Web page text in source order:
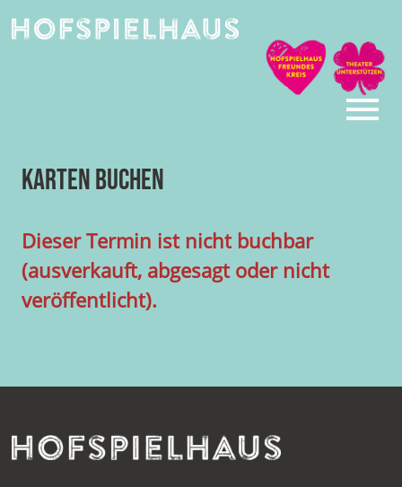
Karten buchen
Dieser Termin ist nicht buchbar
(ausverkauft, abgesagt oder nicht
veröffentlicht).